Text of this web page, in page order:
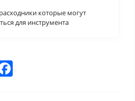
которые могут
для инструмента